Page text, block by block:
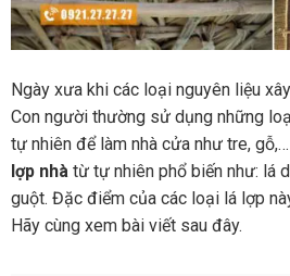
Ngày xưa khi các loại nguyên liệu
Con người thường sử dụng những
tự nhiên để làm nhà cửa như tre,
lợp nhà từ tự nhiên phổ biến như: lá
guột. Đặc điểm của các loại lá lợp
Hãy cùng xem bài viết sau đây.